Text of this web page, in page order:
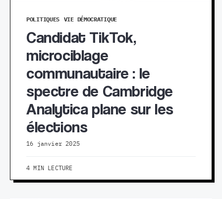
POLITIQUES VIE DÉMOCRATIQUE
Candidat TikTok,
microciblage
communautaire : le
spectre de Cambridge
Analytica plane sur les
élections
16 janvier 2025
4 MIN LECTURE